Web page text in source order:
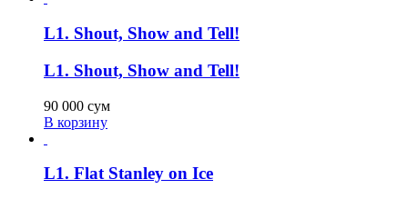
L1. Shout, Show and Tell!
L1. Shout, Show and Tell!
90 000 сум
В корзину
L1. Flat Stanley on Ice